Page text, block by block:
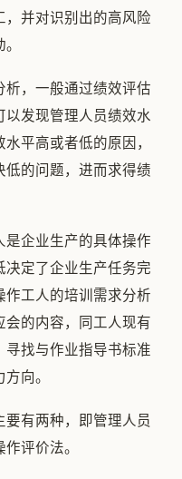
，并对识别出的高风险
析，一般通过绩效评估
以发现管理人员绩效水
平高或者低的原因，
低的问题，进而求得绩
企业生产的具体操作
决定了企业生产任务完
作工人的培训需求分析
会的内容，同工人现有
寻找与作业指导书标准
向。
有两种，即管理人员
评价法。